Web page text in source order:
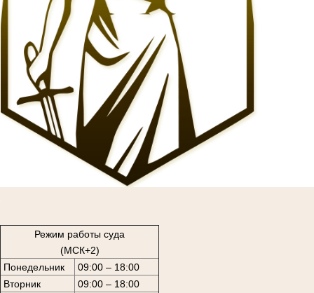
Режим работы суда
(МСК+2)
Понедельник
09:00 – 18:00
Вторник
09:00 – 18:00